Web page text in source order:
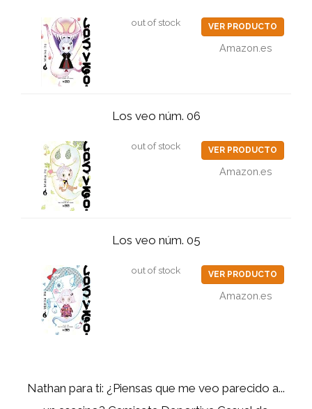
out of stock VER PRODUCTO
Amazon.es
Los veo núm. 06
out of stock VER PRODUCTO
Amazon.es
Los veo núm. 05
out of stock VER PRODUCTO
Amazon.es
Nathan para ti: ¿Piensas que me veo parecido a...